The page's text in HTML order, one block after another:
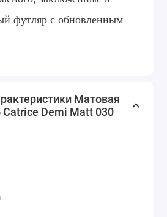
футляр с обновленным
Матовая
Demi Matt 030